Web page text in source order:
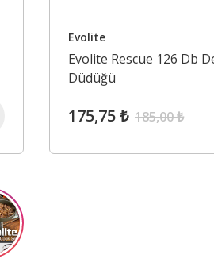
Evolite
Evolite Rescue 126 Db
Düdüğü
175,75 ₺ 185,00 ₺